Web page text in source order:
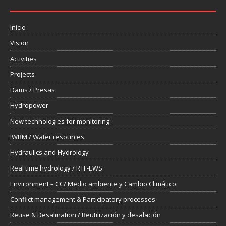
Inicio
Vision
Activities
Projects
Dams / Presas
Hydropower
New technologies for monitoring
IWRM / Water resources
Hydraulics and Hydrology
Real time hydrology / RTF-EWS
Environment – CC/ Medio ambiente y Cambio Climático
Conflict management & Participatory processes
Reuse & Desalination / Reutilización y desalación